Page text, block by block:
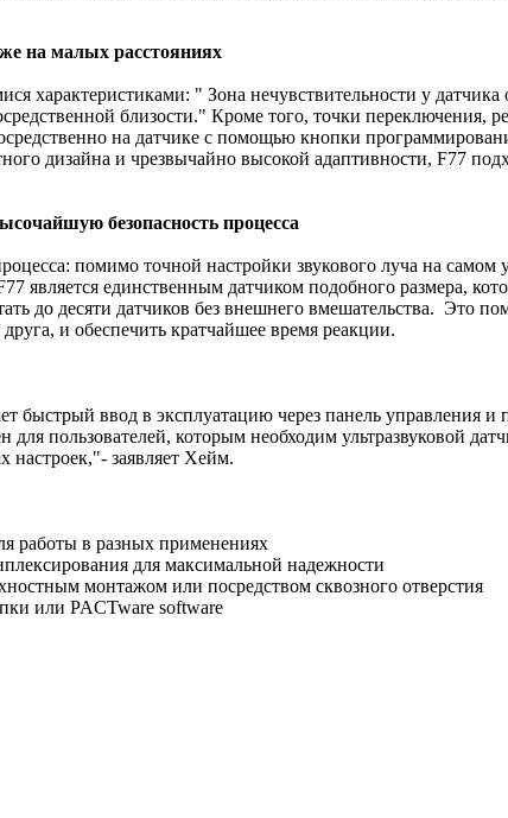
на малых расстояниях
характеристиками: " Зона нечувствительности у датчика
близости." Кроме того, точки переключения,
на датчике с помощью кнопки
дизайна и чрезвычайно высокой адаптивности, F77
безопасность процесса
помимо точной настройки звукового луча на
является единственным датчиком подобного размера,
до десяти датчиков без внешнего вмешательства. Это
и обеспечить кратчайшее время реакции.
ввод в эксплуатацию через панель управления и
для пользователей, которым необходим ультразвуковой
настроек,"- заявляет Хейм.
работы в разных применениях
для максимальной надежности
монтажом или посредством сквозного отверстия
или PACTware software